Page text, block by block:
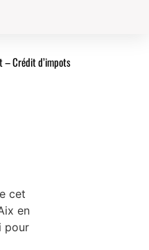
– Crédit d’impots
cet
en
pour